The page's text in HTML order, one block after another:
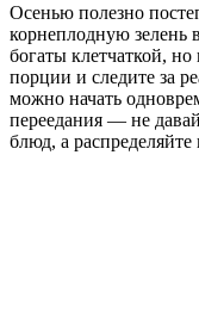
Осенью полезно
корнеплодную
богаты клетчаткой,
порции и следите за
можно начать
переедания — не
блюд, а